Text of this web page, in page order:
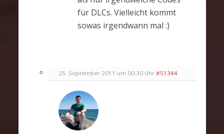
für DLCs. Vielleicht kommt
sowas irgendwann mal :)
25. September 2011 um 00:30 Uhr #51344